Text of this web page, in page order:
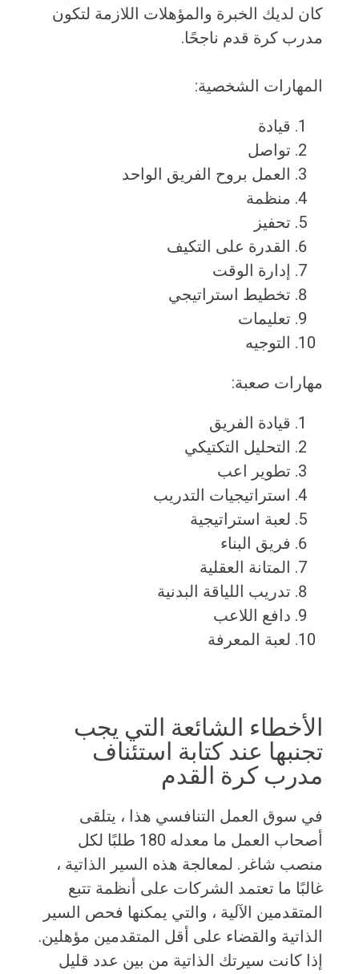
كان لديك الخبرة والمؤهلات اللازمة لتكون
مدرب كرة قدم ناجحًا.
المهارات الشخصية:
قيادة
تواصل
العمل بروح الفريق الواحد
منظمة
تحفيز
القدرة على التكيف
إدارة الوقت
تخطيط استراتيجي
تعليمات
التوجيه
مهارات صعبة:
قيادة الفريق
التحليل التكتيكي
تطوير اعب
استراتيجيات التدريب
لعبة استراتيجية
فريق البناء
المتانة العقلية
تدريب اللياقة البدنية
دافع اللاعب
لعبة المعرفة
الأخطاء الشائعة التي يجب
تجنبها عند كتابة استئناف
مدرب كرة القدم
في سوق العمل التنافسي هذا ، يتلقى
أصحاب العمل ما معدله 180 طلبًا لكل
منصب شاغر. لمعالجة هذه السير الذاتية ،
غالبًا ما تعتمد الشركات على أنظمة تتبع
المتقدمين الآلية ، والتي يمكنها فحص السير
الذاتية والقضاء على أقل المتقدمين مؤهلين.
إذا كانت سيرتك الذاتية من بين عدد قليل